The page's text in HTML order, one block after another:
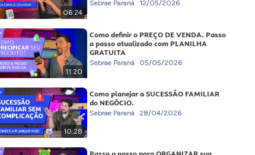
06:24
Sebrae Paraná 12/05/2026
11:20
Como definir o PREÇO DE VENDA. Passo
a passo atualizado com PLANILHA
GRATUITA
Sebrae Paraná 05/05/2026
10:28
Como planejar a SUCESSÃO FAMILIAR
do NEGÓCIO.
Sebrae Paraná 28/04/2026